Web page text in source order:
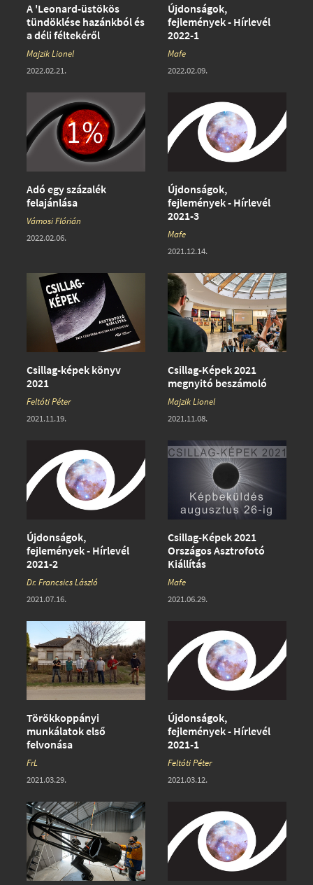
A 'Leonard-üstökös
tündöklése hazánkból és
a déli féltekéről
Majzik Lionel
2022.02.21.
Újdonságok,
fejlemények - Hírlevél
2022-1
Mafe
2022.02.09.
Adó egy százalék
felajánlása
Vámosi Flórián
2022.02.06.
Újdonságok,
fejlemények - Hírlevél
2021-3
Mafe
2021.12.14.
Csillag-képek könyv
2021
Feltóti Péter
2021.11.19.
Csillag-Képek 2021
megnyitó beszámoló
Majzik Lionel
2021.11.08.
Újdonságok,
fejlemények - Hírlevél
2021-2
Dr. Francsics László
2021.07.16.
Csillag-Képek 2021
Országos Asztrofotó
Kiállítás
Mafe
2021.06.29.
Törökkoppányi
munkálatok első
felvonása
FrL
2021.03.29.
Újdonságok,
fejlemények - Hírlevél
2021-1
Feltóti Péter
2021.03.12.